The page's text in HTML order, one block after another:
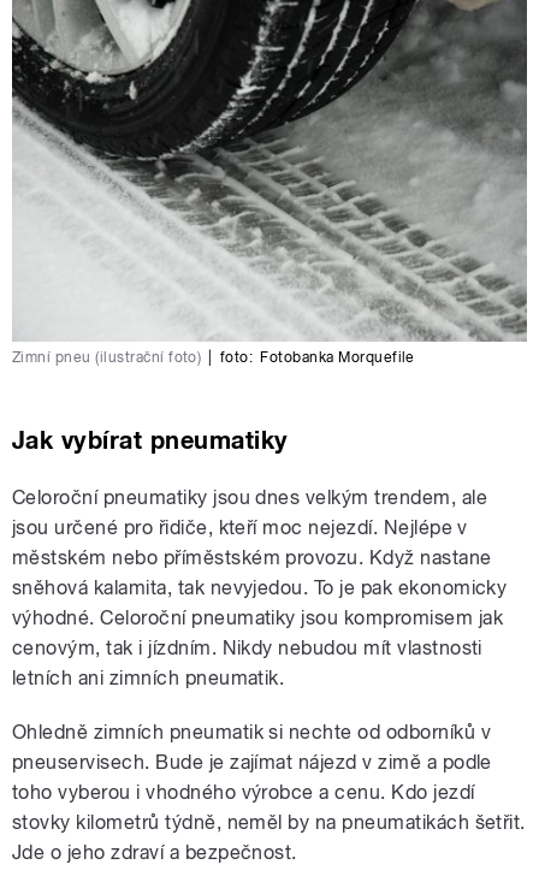
Zimní pneu (ilustrační foto) foto: Fotobanka Morquefile
Jak vybírat pneumatiky
Celoroční pneumatiky jsou dnes velkým trendem, ale
jsou určené pro řidiče, kteří moc nejezdí. Nejlépe v
městském nebo příměstském provozu. Když nastane
sněhová kalamita, tak nevyjedou. To je pak ekonomicky
výhodné. Celoroční pneumatiky jsou kompromisem jak
cenovým, tak i jízdním. Nikdy nebudou mít vlastnosti
letních ani zimních pneumatik.
Ohledně zimních pneumatik si nechte od odborníků v
pneuservisech. Bude je zajímat nájezd v zimě a podle
toho vyberou i vhodného výrobce a cenu. Kdo jezdí
stovky kilometrů týdně, neměl by na pneumatikách šetřit.
Jde o jeho zdraví a bezpečnost.